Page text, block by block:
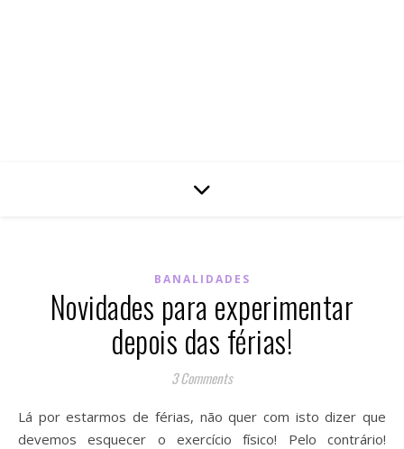
BANALIDADES
Novidades para experimentar
depois das férias!
3 Comments
Lá por estarmos de férias, não quer com isto dizer que
devemos esquecer o exercício físico! Pelo contrário!